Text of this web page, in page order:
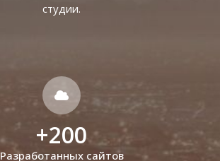
студии.
+200
Разработанных сайтов